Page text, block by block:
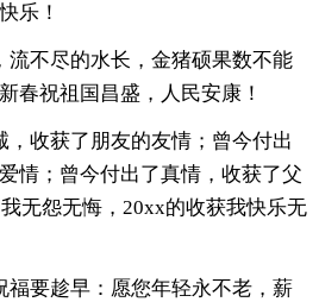
乐！
流不尽的水长，金猪硕果数不能
春祝祖国昌盛，人民安康！
，收获了朋友的友情；曾今付出
情；曾今付出了真情，收获了父
无怨无悔，20xx的收获我快乐无
福要趁早：愿您年轻永不老，薪